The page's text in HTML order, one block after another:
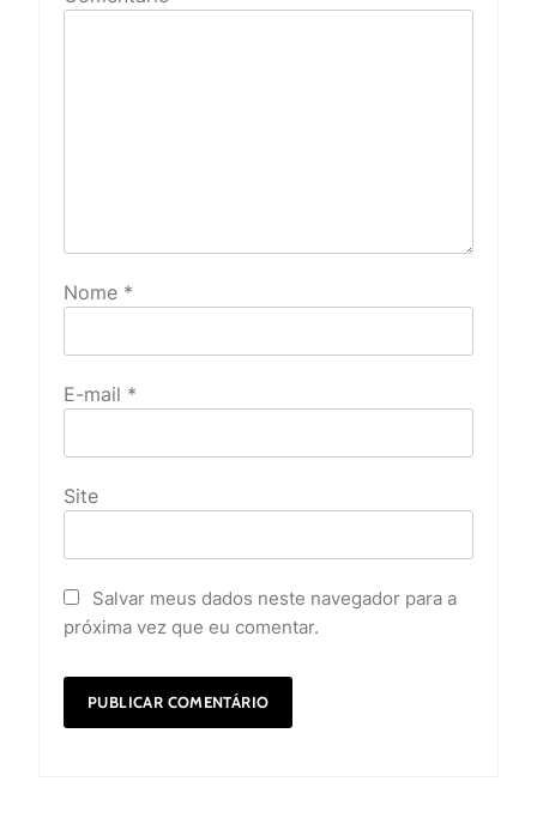
Nome *
E-mail *
Site
Salvar meus dados neste navegador para a
próxima vez que eu comentar.